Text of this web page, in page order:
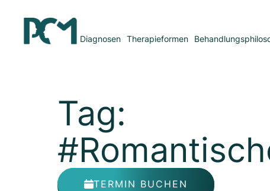
Diagnosen Therapieformen
Tag:
TERMIN BUCHEN